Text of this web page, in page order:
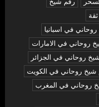
في اسبانيا
روحاني في الامارات
روحاني في الجزائر
شيخ روحاني في الكويت
روحاني في المغرب